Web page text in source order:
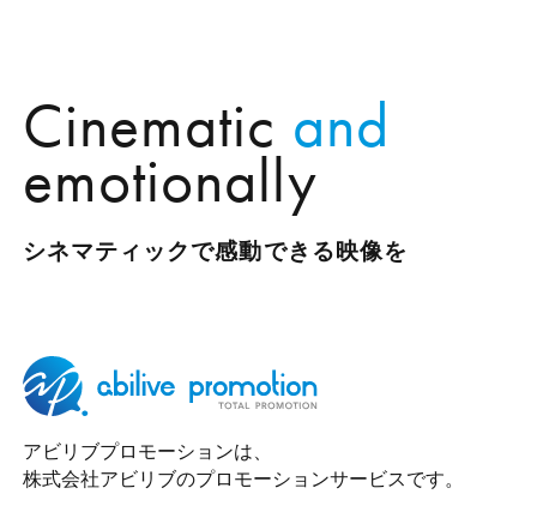
Cinematic and
emotionally
シネマティックで感動できる映像を
アビリブプロモーションは、
株式会社アビリブのプロモーションサービスです。